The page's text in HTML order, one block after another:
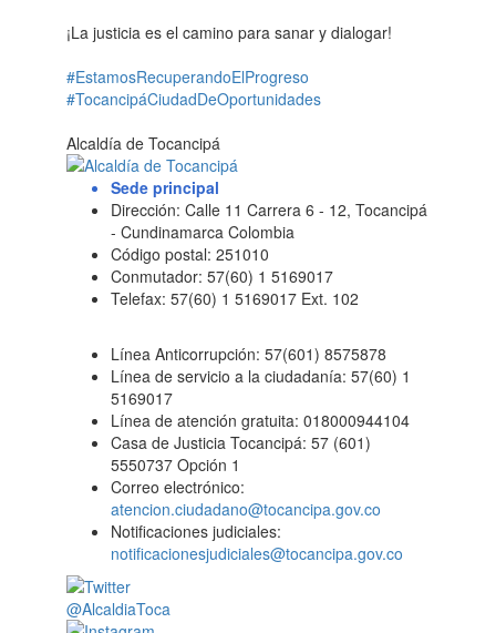
​¡La justicia es el camino para sanar y dialogar!
#EstamosRecuperandoElProgreso
#TocancipáCiudadDeOportunidades
Alcaldía de Tocancipá
Sede principal
Dirección: Calle 11 Carrera 6 - 12, Tocancipá
- Cundinamarca Colombia
Código postal: 251010
Conmutador: 57(60) 1 5169017
Telefax: 57(60) 1 5169017 Ext. 102
Línea Anticorrupción: 57(601) 8575878
Línea de servicio a la ciudadanía: 57(60) 1
5169017
Línea de atención gratuita: 018000944104
Casa de Justicia Tocancipá: 57 (601)
5550737 Opción 1
Correo electrónico:
atencion.ciudadano@tocancipa.gov.co
Notificaciones judiciales:
notificacionesjudiciales@tocancipa.gov.co
@AlcaldiaToca